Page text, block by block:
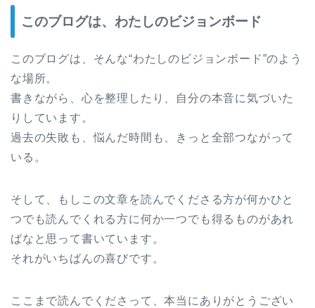
このブログは、わたしのビジョンボード
このブログは、そんな“わたしのビジョンボード”のよう
な場所。
書きながら、心を整理したり、自分の本音に気づいた
りしています。
過去の失敗も、悩んだ時間も、きっと全部つながって
いる。
そして、もしこの文章を読んでくださる方が何かひと
つでも読んでくれる方に何か一つでも得るものがあれ
ばなと思って書いています。
それがいちばんの喜びです。
ここまで読んでくださって、本当にありがとうござい